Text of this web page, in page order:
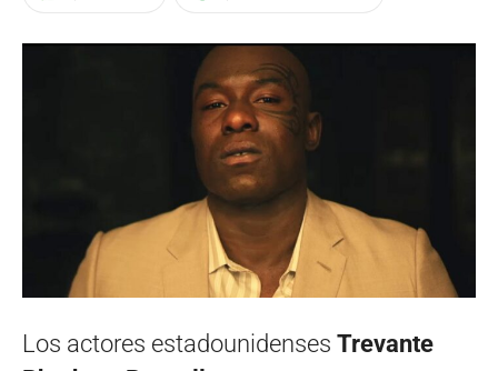
Los actores estadounidenses Trevante